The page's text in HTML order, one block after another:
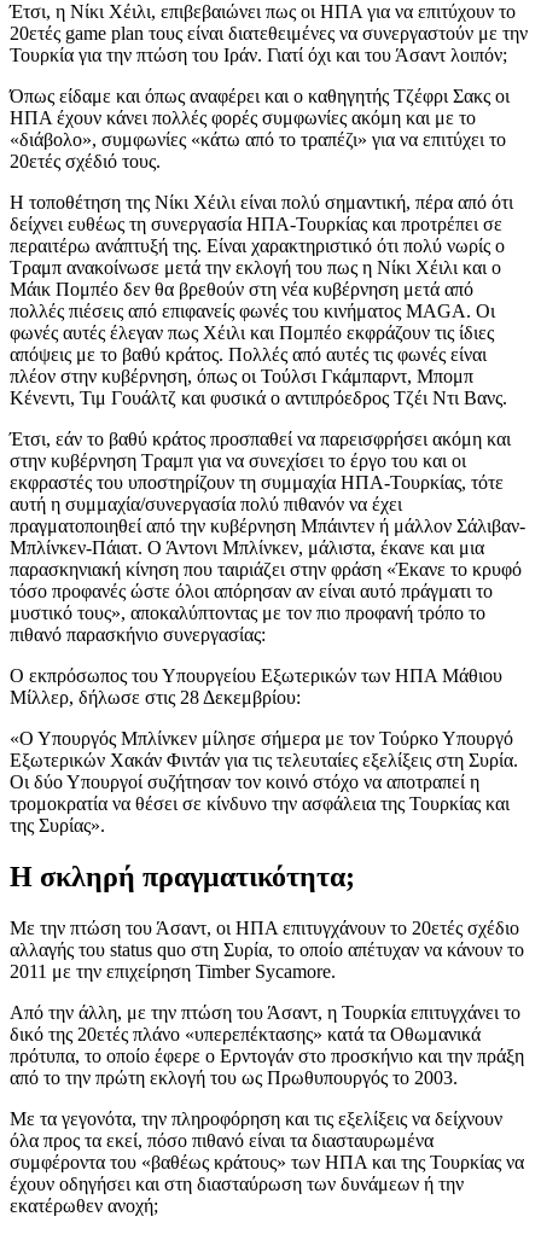
Έτσι, η Νίκι Χέιλι, επιβεβαιώνει πως οι ΗΠΑ για να επιτύχουν το
20ετές game plan τους είναι διατεθειμένες να συνεργαστούν με την
Τουρκία για την πτώση του Ιράν. Γιατί όχι και του Άσαντ λοιπόν;
Όπως είδαμε και όπως αναφέρει και ο καθηγητής Τζέφρι Σακς οι
ΗΠΑ έχουν κάνει πολλές φορές συμφωνίες ακόμη και με το
«διάβολο», συμφωνίες «κάτω από το τραπέζι» για να επιτύχει το
20ετές σχέδιό τους.
Η τοποθέτηση της Νίκι Χέιλι είναι πολύ σημαντική, πέρα από ότι
δείχνει ευθέως τη συνεργασία ΗΠΑ-Τουρκίας και προτρέπει σε
περαιτέρω ανάπτυξή της. Είναι χαρακτηριστικό ότι πολύ νωρίς ο
Τραμπ ανακοίνωσε μετά την εκλογή του πως η Νίκι Χέιλι και ο
Μάικ Πομπέο δεν θα βρεθούν στη νέα κυβέρνηση μετά από
πολλές πιέσεις από επιφανείς φωνές του κινήματος ΜAGA. Οι
φωνές αυτές έλεγαν πως Χέιλι και Πομπέο εκφράζουν τις ίδιες
απόψεις με το βαθύ κράτος. Πολλές από αυτές τις φωνές είναι
πλέον στην κυβέρνηση, όπως οι Τούλσι Γκάμπαρντ, Μπομπ
Κένεντι, Τιμ Γουάλτζ και φυσικά ο αντιπρόεδρος Τζέι Ντι Βανς.
Έτσι, εάν το βαθύ κράτος προσπαθεί να παρεισφρήσει ακόμη και
στην κυβέρνηση Τραμπ για να συνεχίσει το έργο του και οι
εκφραστές του υποστηρίζουν τη συμμαχία ΗΠΑ-Τουρκίας, τότε
αυτή η συμμαχία/συνεργασία πολύ πιθανόν να έχει
πραγματοποιηθεί από την κυβέρνηση Μπάιντεν ή μάλλον Σάλιβαν-
Μπλίνκεν-Πάιατ. Ο Άντονι Μπλίνκεν, μάλιστα, έκανε και μια
παρασκηνιακή κίνηση που ταιριάζει στην φράση «Έκανε το κρυφό
τόσο προφανές ώστε όλοι απόρησαν αν είναι αυτό πράγματι το
μυστικό τους», αποκαλύπτοντας με τον πιο προφανή τρόπο το
πιθανό παρασκήνιο συνεργασίας:
O εκπρόσωπος του Υπουργείου Εξωτερικών των ΗΠΑ Μάθιου
Μίλλερ, δήλωσε στις 28 Δεκεμβρίου:
«Ο Υπουργός Μπλίνκεν μίλησε σήμερα με τον Τούρκο Υπουργό
Εξωτερικών Χακάν Φιντάν για τις τελευταίες εξελίξεις στη Συρία.
Οι δύο Υπουργοί συζήτησαν τον κοινό στόχο να αποτραπεί η
τρομοκρατία να θέσει σε κίνδυνο την ασφάλεια της Τουρκίας και
της Συρίας».
Η σκληρή πραγματικότητα;
Με την πτώση του Άσαντ, οι ΗΠΑ επιτυγχάνουν το 20ετές σχέδιο
αλλαγής του status quo στη Συρία, το οποίο απέτυχαν να κάνουν το
2011 με την επιχείρηση Timber Sycamore.
Από την άλλη, με την πτώση του Άσαντ, η Τουρκία επιτυγχάνει το
δικό της 20ετές πλάνο «υπερεπέκτασης» κατά τα Οθωμανικά
πρότυπα, το οποίο έφερε ο Ερντογάν στο προσκήνιο και την πράξη
από το την πρώτη εκλογή του ως Πρωθυπουργός το 2003.
Με τα γεγονότα, την πληροφόρηση και τις εξελίξεις να δείχνουν
όλα προς τα εκεί, πόσο πιθανό είναι τα διασταυρωμένα
συμφέροντα του «βαθέως κράτους» των ΗΠΑ και της Τουρκίας να
έχουν οδηγήσει και στη διασταύρωση των δυνάμεων ή την
εκατέρωθεν ανοχή;